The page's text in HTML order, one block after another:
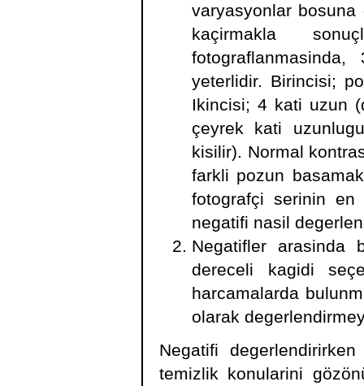
varyasyonlar
kaçirmakla
yeterlidir. Birincisi;
Ikincisi; 4 kati uzun
çeyrek kati
kisilir). Normal
farkli pozun
fotografçi serinin
negatifi nasil
Negatifler arasinda
dereceli kagidi
harcamalarda
olarak
Negatifi
temizlik konularini